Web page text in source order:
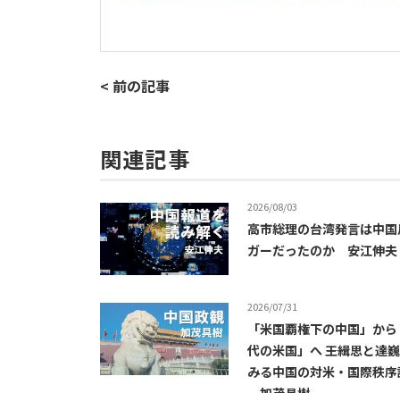
< 前の記事
関連記事
2026/08/03
高市総理の台湾発言は中
ガーだったのか 安江伸夫
2026/07/31
「米国覇権下の中国」か
代の米国」へ ――王緝思と達
みる中国の対米・国際秩